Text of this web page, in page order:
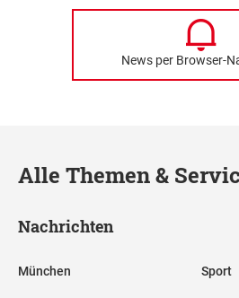
News per Browser-
Alle Themen &
Nachrichten
München Sport